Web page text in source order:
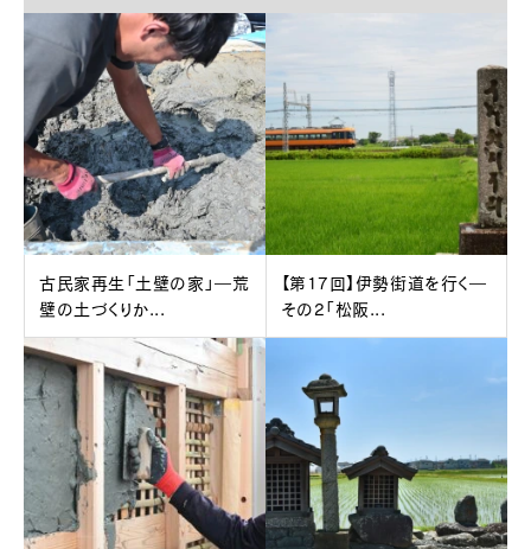
古民家再生「土壁の家」―荒
壁の土づくりか...
【第17回】伊勢街道を行く―
その2「松阪...